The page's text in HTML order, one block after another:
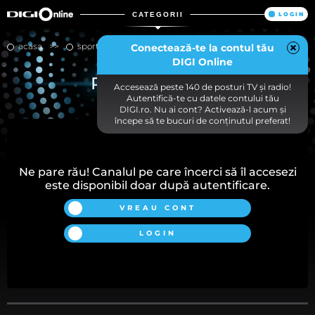
CATEGORII LOGIN
Conectează-te la contul tău
DIGI Online
Accesează peste 140 de posturi TV și radio!
Autentifică-te cu datele contului tău
DIGI.ro. Nu ai cont? Activează-l acum și
începe să te bucuri de conținutul preferat!
acasa sport prima sport 3
PRIMA SPORT 3
Ne pare rău! Canalul pe care încerci să îl accesezi
este disponibil doar după autentificare.
VREAU CONT
LOGIN